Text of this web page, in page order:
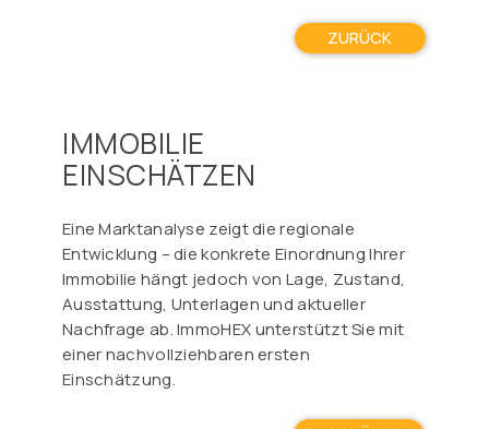
ZURÜCK
IMMOBILIE
EINSCHÄTZEN
Eine Marktanalyse zeigt die regionale
Entwicklung – die konkrete Einordnung Ihrer
Immobilie hängt jedoch von Lage, Zustand,
Ausstattung, Unterlagen und aktueller
Nachfrage ab. ImmoHEX unterstützt Sie mit
einer nachvollziehbaren ersten
Einschätzung.